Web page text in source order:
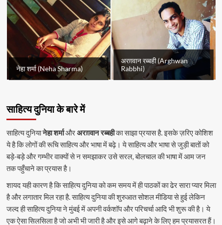
नेहा शर्मा (Neha Sharma)
अरग़वान रब्बही (Arghwan
Rabbhi)
साहित्य दुनिया के बारे में
साहित्य दुनियानेहा शर्माऔरअरग़वान रब्बहीका साझा प्रयास है. इसके ज़रिए कोशिश
ये है कि लोगों की रूचि साहित्य और भाषा में बढ़े। ये साहित्य और भाषा से जुड़ी बातों को
बड़े-बड़े और गम्भीर वाक्यों से न समझाकर उसे सरल, बोलचाल की भाषा में आम जन
तक पहुँचाने का प्रयास है।
शायद यही कारण है कि साहित्य दुनिया को कम समय में ही पाठकों का ढेर सारा प्यार मिला
है और लगातार मिल रहा है. साहित्य दुनिया की शुरुआत सोशल मीडिया से हुई लेकिन
जल्द ही साहित्य दुनिया ने मुंबई में अपनी वर्कशॉप और परिचर्चा आदि भी शुरू की है। ये
एक ऐसा सिलसिला है जो अभी भी जारी है और इसे आगे बढ़ाने के लिए हम प्रयासरत हैं।